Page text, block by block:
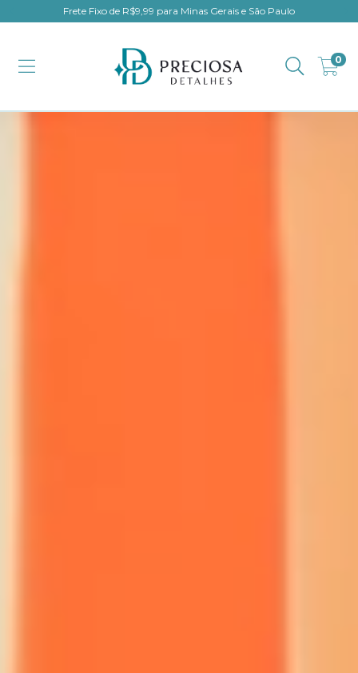
Frete Fixo de R$9,99 para Minas Gerais e São Paulo
0